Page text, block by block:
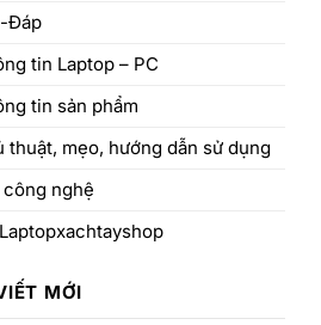
Đáp
tin Laptop – PC
tin sản phẩm
thuật, mẹo, hướng dẫn sử dụng
nghệ
MỚI